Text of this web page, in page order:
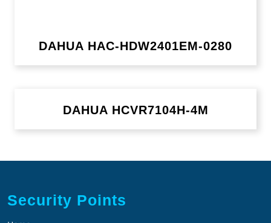
DAHUA HAC-HDW2401EM-0280
DAHUA HCVR7104H-4M
Security Points